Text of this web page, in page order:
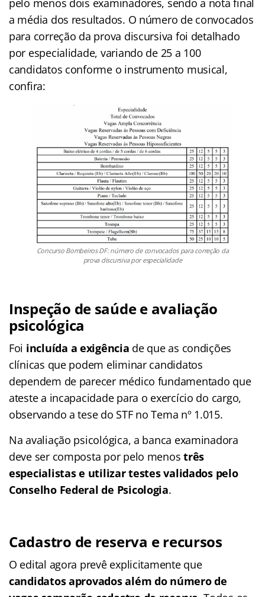
pelo menos dois examinadores, sendo a nota final
a média dos resultados. O número de convocados
para correção da prova discursiva foi detalhado
por especialidade, variando de 25 a 100
candidatos conforme o instrumento musical,
confira:
Concurso Bombeiros DF: número de convocados para correção da
prova discursiva por especialidade
Inspeção de saúde e avaliação
psicológica
Foi incluída a exigência de que as condições
clínicas que podem eliminar candidatos
dependem de parecer médico fundamentado que
ateste a incapacidade para o exercício do cargo,
observando a tese do STF no Tema nº 1.015.
Na avaliação psicológica, a banca examinadora
deve ser composta por pelo menostrês
especialistas e utilizar testes validados pelo
Conselho Federal de Psicologia.​
Cadastro de reserva e recursos
O edital agora prevê explicitamente que
candidatos aprovados além do número de